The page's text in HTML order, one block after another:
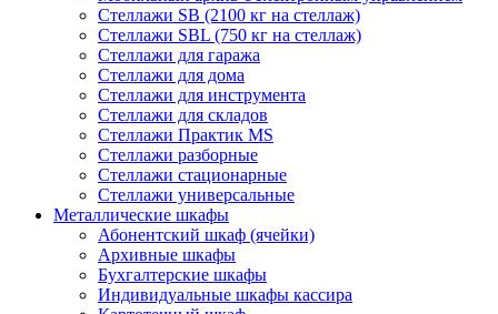
Стеллажи SB (2100 кг на стеллаж)
Стеллажи SBL (750 кг на стеллаж)
Стеллажи для гаража
Стеллажи для дома
Стеллажи для инструмента
Стеллажи для складов
Стеллажи Практик MS
Стеллажи разборные
Стеллажи стационарные
Стеллажи универсальные
Металлические шкафы
Абонентский шкаф (ячейки)
Архивные шкафы
Бухгалтерские шкафы
Индивидуальные шкафы кассира